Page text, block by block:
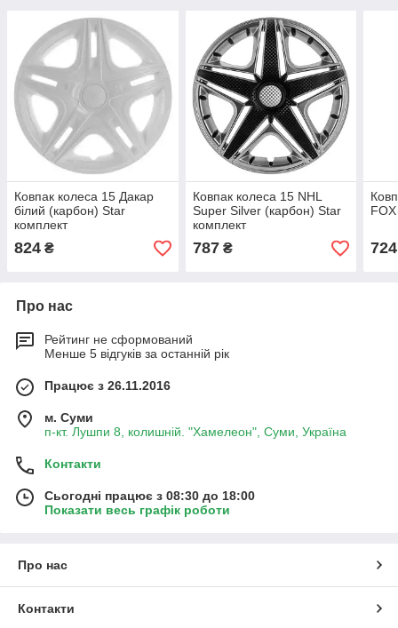
Ковпак колеса 15 Дакар
білий (карбон) Star
комплект
824 ₴
Ковпак колеса 15 NHL
Super Silver (карбон) Star
комплект
787₴ 724
Про нас
Рейтинг не сформований
Менше 5 відгуків за останній рік
Працює з 26.11.2016
м. Суми
п-кт. Лушпи 8, колишній. "Хамелеон", Суми, Україна
Контакти
Сьогодні працює з 08:30 до 18:00
Показати весь графік роботи
Про нас
Контакти